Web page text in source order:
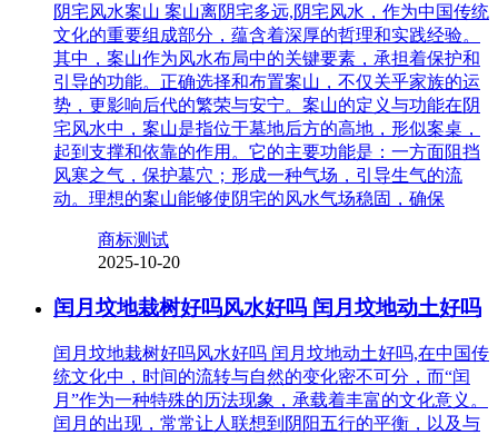
阴宅风水案山 案山离阴宅多远,阴宅风水，作为中国传统
文化的重要组成部分，蕴含着深厚的哲理和实践经验。
其中，案山作为风水布局中的关键要素，承担着保护和
引导的功能。正确选择和布置案山，不仅关乎家族的运
势，更影响后代的繁荣与安宁。案山的定义与功能在阴
宅风水中，案山是指位于墓地后方的高地，形似案桌，
起到支撑和依靠的作用。它的主要功能是：一方面阻挡
风寒之气，保护墓穴；形成一种气场，引导生气的流
动。理想的案山能够使阴宅的风水气场稳固，确保
商标测试
2025-10-20
闰月坟地栽树好吗风水好吗 闰月坟地动土好吗
闰月坟地栽树好吗风水好吗 闰月坟地动土好吗,在中国传
统文化中，时间的流转与自然的变化密不可分，而“闰
月”作为一种特殊的历法现象，承载着丰富的文化意义。
闰月的出现，常常让人联想到阴阳五行的平衡，以及与